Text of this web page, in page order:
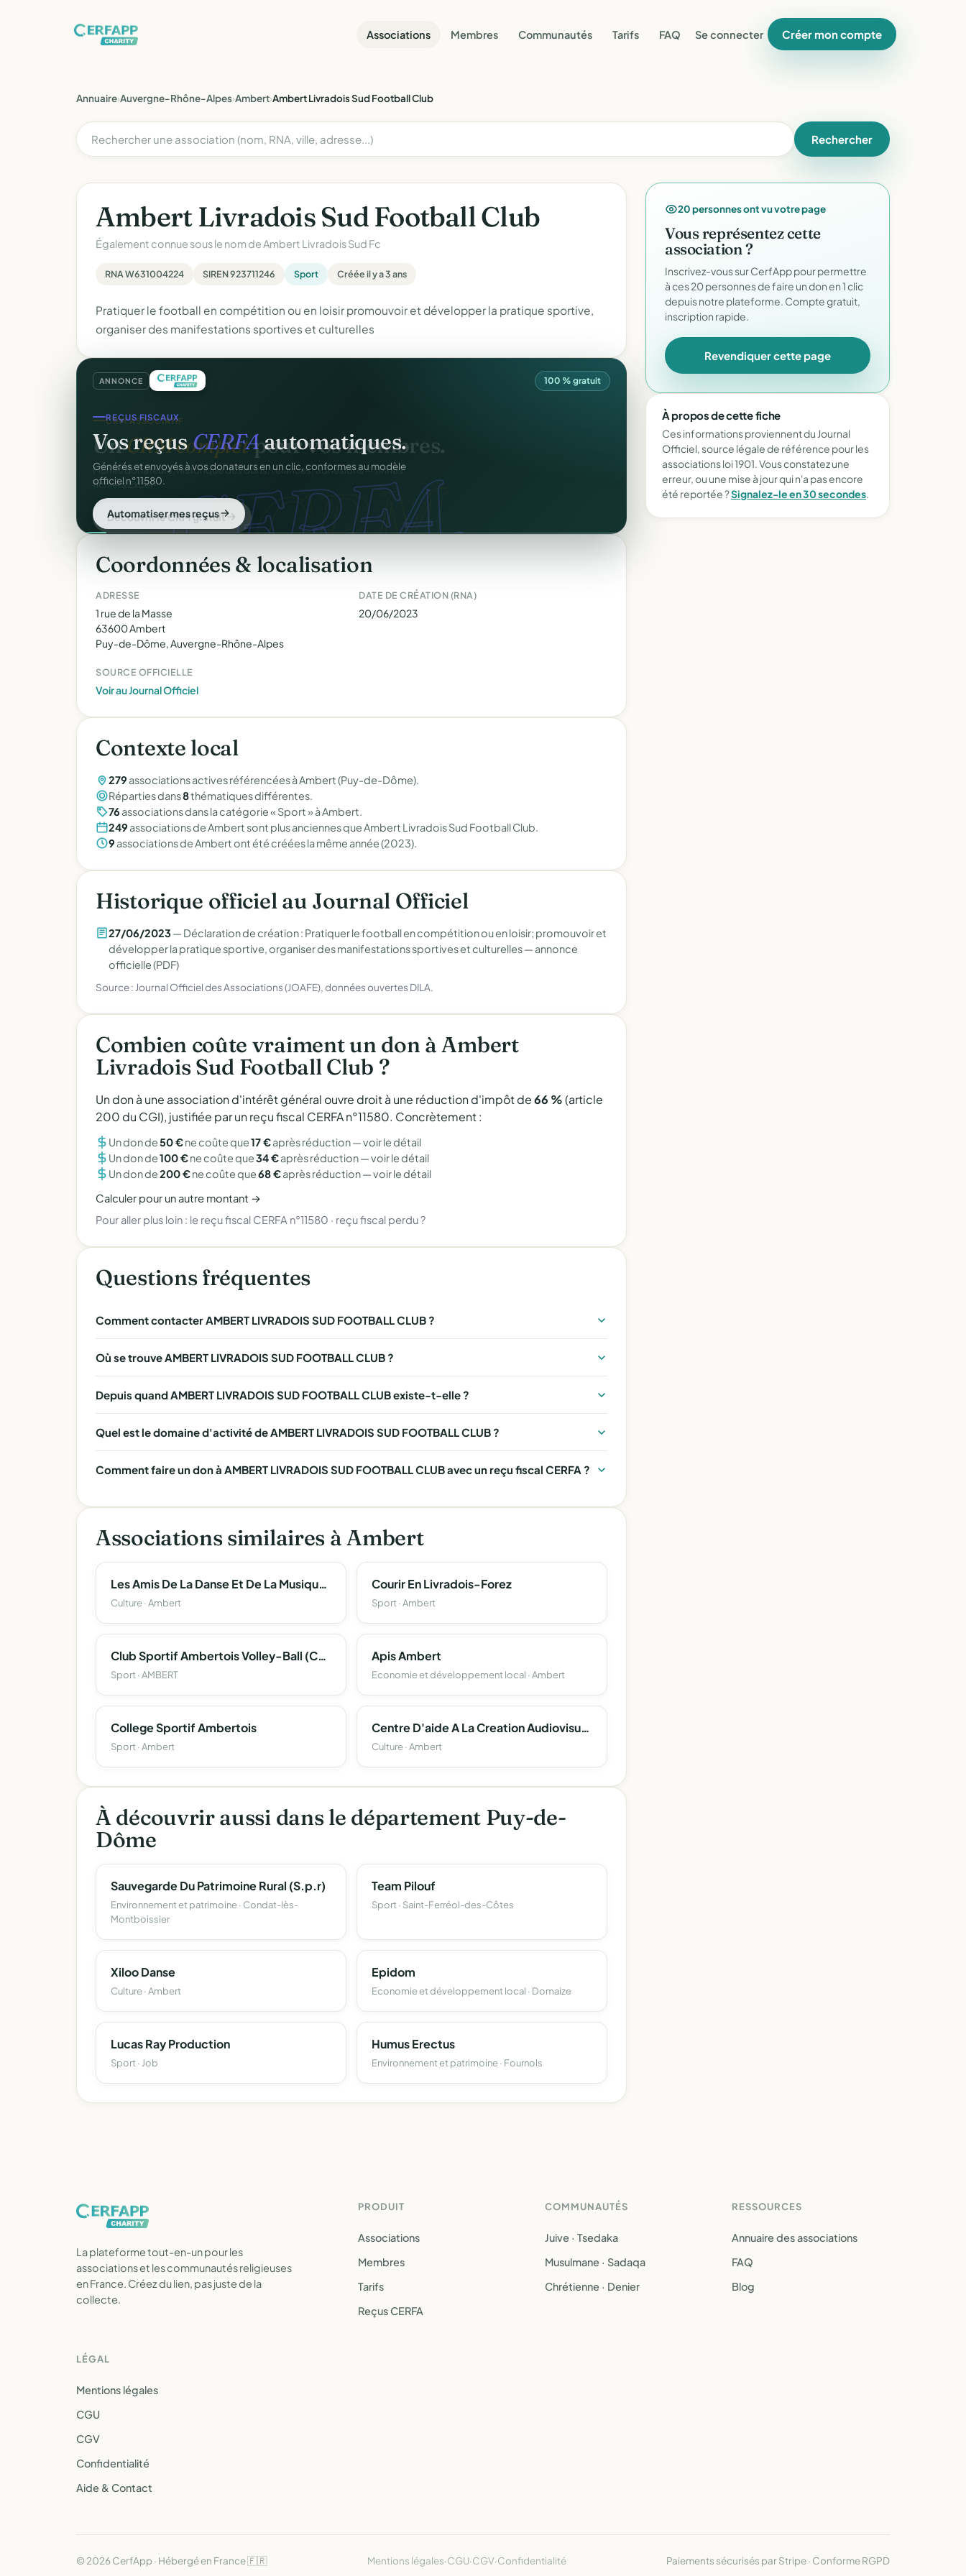
Associations Membres Communautés Tarifs FAQ Se connecter Créer mon compte
Annuaire›Auvergne-Rhône-Alpes›Ambert›Ambert Livradois Sud Football Club
Rechercher
Ambert Livradois Sud Football Club
Également connue sous le nom deAmbert Livradois Sud Fc
RNA W631004224 SIREN 923711246 Sport Créée il y a 3 ans
Pratiquer le football en compétition ou en loisir promouvoir et développer la pratique sportive,
organiser des manifestations sportives et culturelles
ANNONCE 100 % gratuit
CERFA.
REÇUS FISCAUX
Vos reçusCERFAautomatiques.
Générés et envoyés à vos donateurs en un clic, conformes au modèle
officiel n°11580.
Automatiser mes reçus
Coordonnées & localisation
ADRESSE
1 rue de la Masse
63600 Ambert
Puy-de-Dôme, Auvergne-Rhône-Alpes
DATE DE CRÉATION (RNA)
20/06/2023
SOURCE OFFICIELLE
Voir au Journal Officiel
Contexte local
279 associations actives référencées à Ambert (Puy-de-Dôme).
Réparties dans8thématiques différentes.
76 associations dans la catégorie « Sport » à Ambert.
249 associations de Ambert sont plus anciennes que Ambert Livradois Sud Football Club.
9 associations de Ambert ont été créées la même année (2023).
Historique officiel au Journal Officiel
27/06/2023— Déclaration de création : Pratiquer le football en compétition ou en loisir; promouvoir et
développer la pratique sportive, organiser des manifestations sportives et culturelles — annonce
officielle (PDF)
Source : Journal Officiel des Associations (JOAFE), données ouvertes DILA.
Combien coûte vraiment un don à Ambert
Livradois Sud Football Club ?
Un don à une association d'intérêt général ouvre droit à une réduction d'impôt de66 %(article
200 du CGI), justifiée par un reçu fiscal CERFA n°11580. Concrètement :
Un don de50 €ne coûte que17 €après réduction —voir le détail
Un don de100 €ne coûte que34 €après réduction —voir le détail
Un don de200 €ne coûte que68 €après réduction —voir le détail
Calculer pour un autre montant →
Pour aller plus loin : le reçu fiscal CERFA n°11580 · reçu fiscal perdu ?
Questions fréquentes
Comment contacter AMBERT LIVRADOIS SUD FOOTBALL CLUB ?
Où se trouve AMBERT LIVRADOIS SUD FOOTBALL CLUB ?
Depuis quand AMBERT LIVRADOIS SUD FOOTBALL CLUB existe-t-elle ?
Quel est le domaine d'activité de AMBERT LIVRADOIS SUD FOOTBALL CLUB ?
Comment faire un don à AMBERT LIVRADOIS SUD FOOTBALL CLUB avec un reçu fiscal CERFA ?
Associations similaires à Ambert
Les Amis De La Danse Et De La Musique D'ambert
Culture · Ambert
Courir En Livradois-Forez
Sport · Ambert
Club Sportif Ambertois Volley-Ball (Csa Volley-Ball)
Sport · AMBERT
Apis Ambert
Economie et développement local · Ambert
College Sportif Ambertois
Sport · Ambert
Centre D'aide A La Creation Audiovisuelle Et Cinematographique
Culture · Ambert
À découvrir aussi dans le département Puy-de-
Dôme
Sauvegarde Du Patrimoine Rural (S.p.r)
Environnement et patrimoine · Condat-lès-
Montboissier
Team Pilouf
Sport · Saint-Ferréol-des-Côtes
Xiloo Danse
Culture · Ambert
Epidom
Economie et développement local · Domaize
Lucas Ray Production
Sport · Job
Humus Erectus
Environnement et patrimoine · Fournols
20 personnes ont vu votre page
Vous représentez cette
association ?
Inscrivez-vous sur CerfApp pour permettre
à ces 20 personnes de faire un don en 1 clic
depuis notre plateforme. Compte gratuit,
inscription rapide.
Revendiquer cette page
À propos de cette fiche
Ces informations proviennent du Journal
Officiel, source légale de référence pour les
associations loi 1901. Vous constatez une
erreur, ou une mise à jour qui n'a pas encore
été reportée ?Signalez-le en 30 secondes.
La plateforme tout-en-un pour les
associations et les communautés religieuses
en France. Créez du lien, pas juste de la
collecte.
PRODUIT
Associations
Membres
Tarifs
Reçus CERFA
COMMUNAUTÉS
Juive · Tsedaka
Musulmane · Sadaqa
Chrétienne · Denier
RESSOURCES
Annuaire des associations
FAQ
Blog
LÉGAL
Mentions légales
CGU
CGV
Confidentialité
Aide & Contact
© 2026 CerfApp · Hébergé en France 🇫🇷 Mentions légales·CGU·CGV·Confidentialité Paiements sécurisés par Stripe · Conforme RGPD